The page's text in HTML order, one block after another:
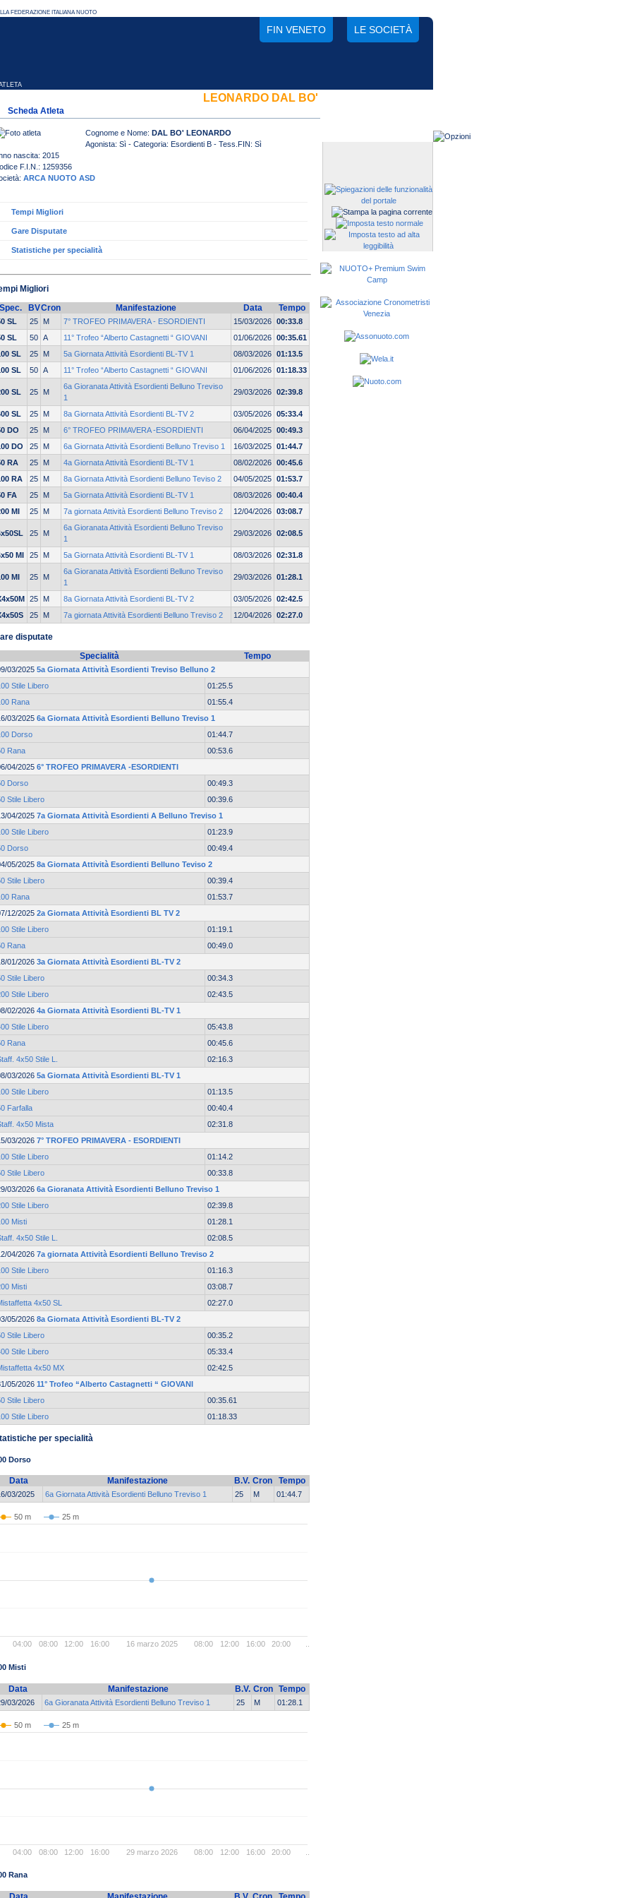
FIN VENETO LE SOCIETÀ
LEONARDO DAL BO'
Scheda Atleta
Cognome e Nome: DAL BO' LEONARDO
Agonista: Sì - Categoria: Esordienti B - Tess.FIN: Sì
nascita: 2015
F.I.N.: 1259356
ARCA NUOTO ASD
Tempi Migliori
Gare Disputate
Statistiche per specialità
Migliori
Spec.
BVCron Manifestazione Data Tempo
SL 25 M 7° TROFEO PRIMAVERA - ESORDIENTI 15/03/2026 00:33.8
SL
50 A 11° Trofeo “Alberto Castagnetti “ GIOVANI 01/06/2026 00:35.61
SL
25 M 5a Giornata Attività Esordienti BL-TV 1 08/03/2026 01:13.5
SL
50 A 11° Trofeo “Alberto Castagnetti “ GIOVANI 01/06/2026 01:18.33
SL 25 M
6a Gioranata Attività Esordienti Belluno Treviso
1
29/03/2026 02:39.8
SL 25 M 8a Giornata Attività Esordienti BL-TV 2 03/05/2026 05:33.4
DO
25 M 6° TROFEO PRIMAVERA -ESORDIENTI 06/04/2025 00:49.3
DO
25 M 6a Giornata Attività Esordienti Belluno Treviso 1 16/03/2025 01:44.7
RA
25 M 4a Giornata Attività Esordienti BL-TV 1 08/02/2026 00:45.6
RA
25 M 8a Giornata Attività Esordienti Belluno Teviso 2 04/05/2025 01:53.7
FA
25 M 5a Giornata Attività Esordienti BL-TV 1 08/03/2026 00:40.4
MI
25 M 7a giornata Attività Esordienti Belluno Treviso 2 12/04/2026 03:08.7
25 M
6a Gioranata Attività Esordienti Belluno Treviso
1
29/03/2026 02:08.5
MI 25 M 5a Giornata Attività Esordienti BL-TV 1 08/03/2026 02:31.8
MI 25 M
6a Gioranata Attività Esordienti Belluno Treviso
1
29/03/2026 01:28.1
25 M 8a Giornata Attività Esordienti BL-TV 2 03/05/2026 02:42.5
25 M 7a giornata Attività Esordienti Belluno Treviso 2 12/04/2026 02:27.0
disputate
Specialità
Tempo
03/2025 5a Giornata Attività Esordienti Treviso Belluno 2
Stile Libero
01:25.5
Rana
01:55.4
03/2025 6a Giornata Attività Esordienti Belluno Treviso 1
Dorso
01:44.7
Rana
00:53.6
04/2025 6° TROFEO PRIMAVERA -ESORDIENTI
Dorso
00:49.3
Stile Libero
00:39.6
04/2025 7a Giornata Attività Esordienti A Belluno Treviso 1
Stile Libero
01:23.9
Dorso
00:49.4
05/2025 8a Giornata Attività Esordienti Belluno Teviso 2
Stile Libero
00:39.4
Rana
01:53.7
12/2025 2a Giornata Attività Esordienti BL TV 2
Stile Libero
01:19.1
Rana
00:49.0
01/2026 3a Giornata Attività Esordienti BL-TV 2
Stile Libero
00:34.3
Stile Libero
02:43.5
02/2026 4a Giornata Attività Esordienti BL-TV 1
Stile Libero
05:43.8
Rana
00:45.6
4x50 Stile L.
02:16.3
03/2026 5a Giornata Attività Esordienti BL-TV 1
Stile Libero
01:13.5
Farfalla
00:40.4
4x50 Mista
02:31.8
03/2026 7° TROFEO PRIMAVERA - ESORDIENTI
Stile Libero
01:14.2
Stile Libero
00:33.8
03/2026 6a Gioranata Attività Esordienti Belluno Treviso 1
Stile Libero
02:39.8
Misti
01:28.1
4x50 Stile L.
02:08.5
04/2026 7a giornata Attività Esordienti Belluno Treviso 2
Stile Libero
01:16.3
Misti
03:08.7
4x50 SL
02:27.0
05/2026 8a Giornata Attività Esordienti BL-TV 2
Stile Libero
00:35.2
Stile Libero
05:33.4
4x50 MX
02:42.5
05/2026 11° Trofeo “Alberto Castagnetti “ GIOVANI
Stile Libero
00:35.61
Stile Libero
01:18.33
per specialità
Dorso
Data Manifestazione B.V. Cron Tempo
03/2025 6a Giornata Attività Esordienti Belluno Treviso 1 25 M 01:44.7
50 m 25 m
16 marzo 2025
04:00 08:00 12:00 16:00 08:00 12:00 16:00 20:00
Misti
Data Manifestazione B.V. Cron Tempo
03/2026 6a Gioranata Attività Esordienti Belluno Treviso 1 25 M 01:28.1
50 m 25 m
29 marzo 2026
04:00 08:00 12:00 16:00 08:00 12:00 16:00 20:00
Rana